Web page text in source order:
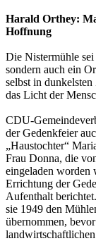
Harald Orthey:
Hoffnung
Die Nistermühle
sondern auch ein
selbst in
das Licht der
CDU-
der Gedenkfeier
„Haustochter“
Frau Donna, die
eingeladen worden
Errichtung der
Aufenthalt
sie 1949 den
übernommen,